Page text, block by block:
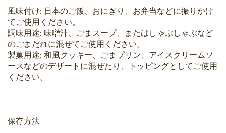
風味付け: 日本のご飯、おにぎり、お弁当などに振りかけ
てご使用ください。
調味用途: 味噌汁、ごまスープ、またはしゃぶしゃぶなど
のごまだれに混ぜてご使用ください。
製菓用途: 和風クッキー、ごまプリン、アイスクリームソ
ースなどのデザートに混ぜたり、トッピングとしてご使用
ください。
保存方法